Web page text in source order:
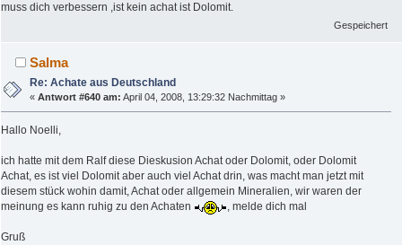
muss dich verbessern ,ist kein achat ist Dolomit.
Gespeichert
Salma
Re: Achate aus Deutschland
«Antwort #640 am: April 04, 2008, 13:29:32 Nachmittag »
Hallo Noelli,
ich hatte mit dem Ralf diese Dieskusion Achat oder Dolomit, oder Dolomit
Achat, es ist viel Dolomit aber auch viel Achat drin, was macht man jetzt mit
diesem stück wohin damit, Achat oder allgemein Mineralien, wir waren der
meinung es kann ruhig zu den Achaten
, melde dich mal
Gruß